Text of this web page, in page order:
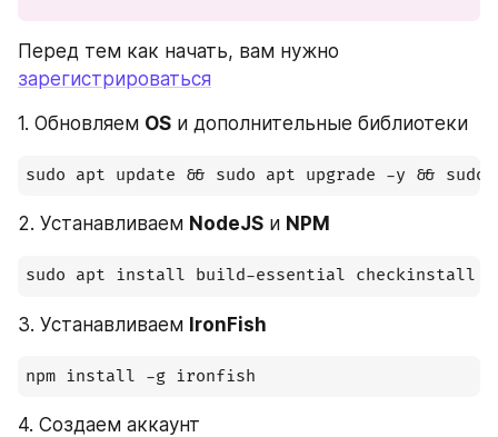
зарегистрироваться
1. Обновляем OS и дополнительные библиотеки
sudo apt update && sudo apt upgrade -y &&
2. Устанавливаем NodeJS и NPM
sudo apt install build-essential checkinstall -y
3. Устанавливаем IronFish
npm install -g ironfish
4. Создаем аккаунт